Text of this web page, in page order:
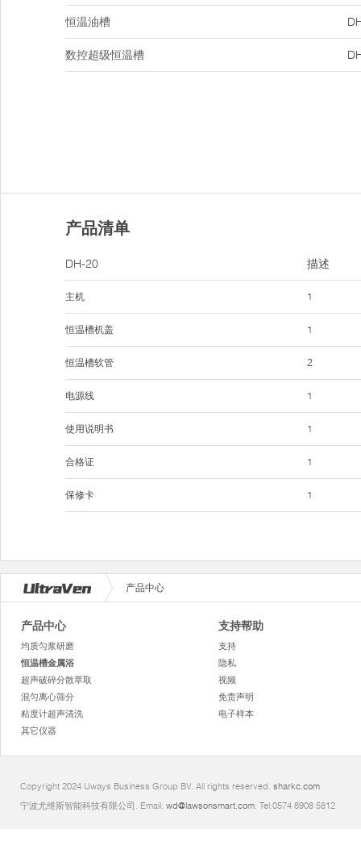
恒温油槽
数控超级恒温槽
产品清单
DH-20
主机
恒温槽机盖
恒温槽软管
电源线
使用说明书
合格证
保修卡
描述
1
1
2
1
1
1
1
产品中心
产品中心
均质匀浆研磨
恒温槽金属浴
超声破碎分散萃取
混匀离心筛分
粘度计超声清洗
其它仪器
支持帮助
支持
隐私
视频
免责声明
电子样本
Copyright 2024 Uways Business Group BV. All rights reserved. sharkc.com
宁波尤维斯智能科技有限公司. Email: wd@lawsonsmart.com. Tel:0574 8908 5812